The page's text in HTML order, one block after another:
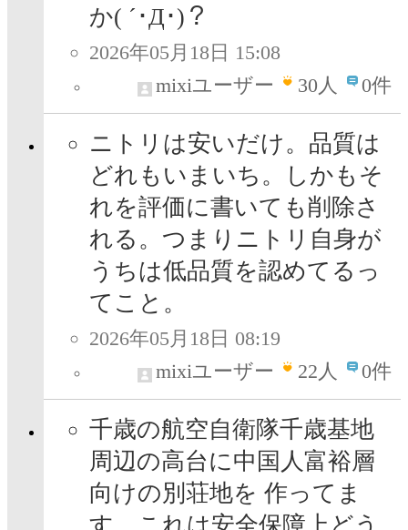
か( ´･Д･)？
2026年05月18日 15:08
mixiユーザー
30人 0件
ニトリは安いだけ。品質は
どれもいまいち。しかもそ
れを評価に書いても削除さ
れる。つまりニトリ自身が
うちは低品質を認めてるっ
てこと。
2026年05月18日 08:19
mixiユーザー
22人 0件
千歳の航空自衛隊千歳基地
周辺の高台に中国人富裕層
向けの別荘地を 作ってま